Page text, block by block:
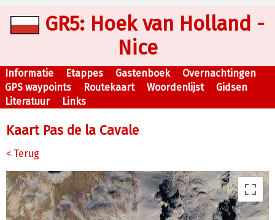
GR5: Hoek van Holland -
Nice
Informatie Etappes Gastenboek
Overnachtingen
GPS waypoints
Routekaart Woordenlijst
Gidsen
Literatuur
Links
Kaart Pas de la Cavale
< Terug